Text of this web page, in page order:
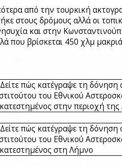
από την τουρκική
στους δρόμους αλλά οι
και στην
που βρίσκεται 450 χλμ